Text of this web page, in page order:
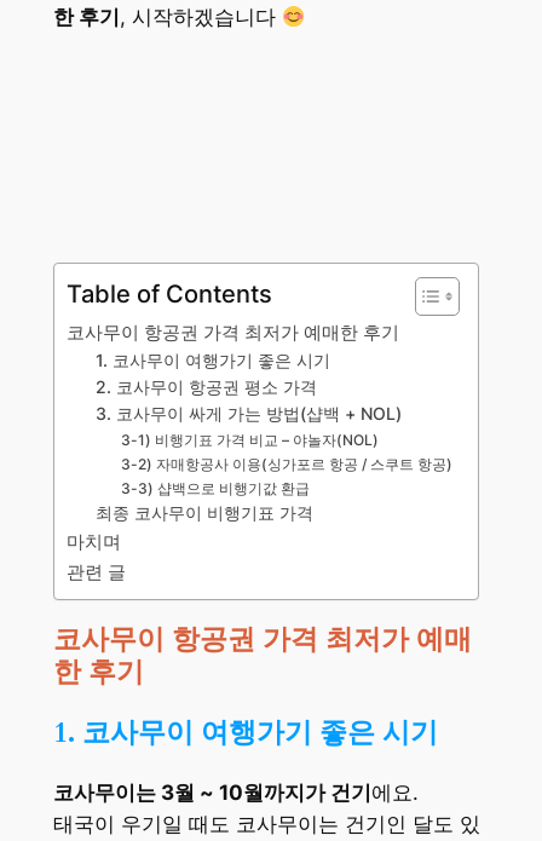
한 후기 , 시작하겠습니다
Table of Contents
코사무이 항공권 가격 최저가 예매한 후기
1. 코사무이 여행가기 좋은 시기
2. 코사무이 항공권 평소 가격
3. 코사무이 싸게 가는 방법(샵백 + NOL)
3-1) 비행기표 가격 비교 – 야놀자(NOL)
3-2) 자매항공사 이용(싱가포르 항공 / 스쿠트 항공)
3-3) 샵백으로 비행기값 환급
최종 코사무이 비행기표 가격
마치며
관련 글
코사무이 항공권 가격 최저가 예매
한 후기
1. 코사무이 여행가기 좋은 시기
코사무이는 3월 ~ 10월까지가 건기 에요.
태국이 우기일 때도 코사무이는 건기인 달도 있